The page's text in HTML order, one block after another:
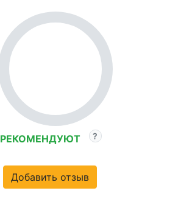
РЕКОМЕНДУЮТ
Добавить отзыв